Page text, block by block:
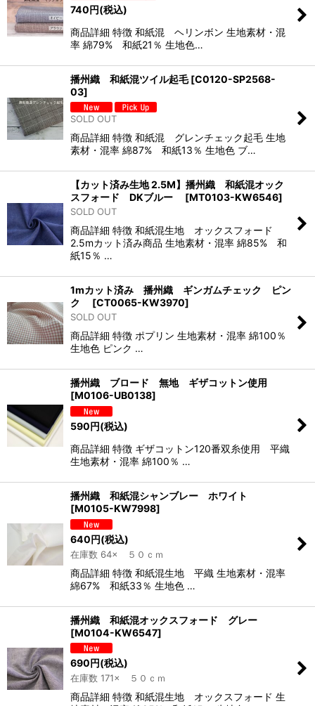
740円(税込)
商品詳細 特徴 和紙混 ヘリンボン 生地素材・混
率 綿79% 和紙21％ 生地色…
播州織 和紙混ツイル起毛 [C0120-SP2568-
03]
SOLD OUT
商品詳細 特徴 和紙混 グレンチェック起毛 生地
素材・混率 綿87% 和紙13％ 生地色 ブ…
【カット済み生地 2.5M】播州織 和紙混オック
スフォード DKブルー
[MT0103-KW6546]
SOLD OUT
商品詳細 特徴 和紙混生地 オックスフォード
2.5mカット済み商品 生地素材・混率 綿85% 和
紙15％ …
1mカット済み 播州織 ギンガムチェック ピン
ク
[CT0065-KW3970]
SOLD OUT
商品詳細 特徴 ポプリン 生地素材・混率 綿100％
生地色 ピンク …
播州織 ブロード 無地 ギザコットン使用
[M0106-UB0138]
590円(税込)
商品詳細 特徴 ギザコットン120番双糸使用 平織
生地素材・混率 綿100％ …
播州織 和紙混シャンブレー ホワイト
[M0105-KW7998]
640円(税込)
在庫数 64× ５０ｃｍ
商品詳細 特徴 和紙混生地 平織 生地素材・混率
綿67% 和紙33％ 生地色 …
播州織 和紙混オックスフォード グレー
[M0104-KW6547]
690円(税込)
在庫数 171× ５０ｃｍ
商品詳細 特徴 和紙混生地 オックスフォード 生